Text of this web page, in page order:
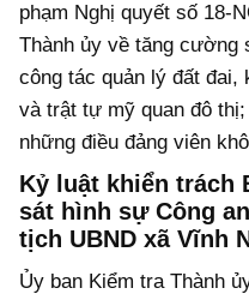
phạm Nghị quyết số 18-
Thành ủy về tăng cường
công tác quản lý đất
và trật tự mỹ quan đô
những điều đảng viên
Kỷ luật khiển trách
sát hình sự Công
tịch UBND xã Vĩnh
Ủy ban Kiểm tra Thành